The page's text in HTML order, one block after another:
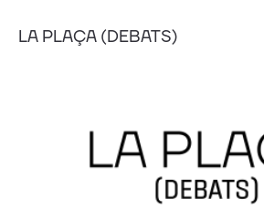
LA PLAÇA (DEBATS)